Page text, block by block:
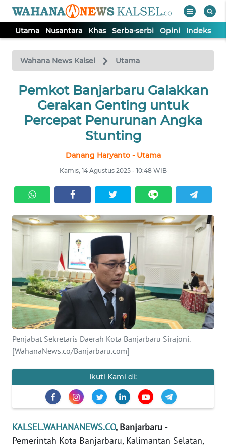
Utama Nusantara Khas Serba-serbi Opini Indeks
Wahana News Kalsel Utama
Pemkot Banjarbaru Galakkan
Gerakan Genting untuk
Percepat Penurunan Angka
Stunting
Danang Haryanto - Utama
Kamis, 14 Agustus 2025 - 10:48 WIB
Penjabat Sekretaris Daerah Kota Banjarbaru Sirajoni.
[WahanaNews.co/Banjarbaru.com]
Ikuti Kami di:
KALSEL.WAHANANEWS.CO, Banjarbaru -
Pemerintah Kota Banjarbaru, Kalimantan Selatan,
TV
Tutup
UTAMA
NUSANTARA
SERBI
OPINI
INDEKS
BERITA
KONTAK
KAMI
INFO
IKLAN
KAMI
PEDOMAN
MEDIA
SIBER